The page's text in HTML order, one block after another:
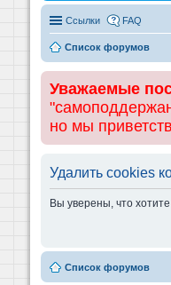
Ссылки FAQ
Список форумов
Уважаемые
но мы
Удалить cookies
Вы уверены, что
Список форумов